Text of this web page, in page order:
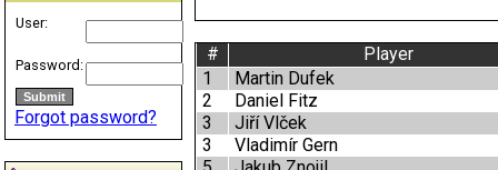
User:
Password:
Forgot password?
#
Player
1
Martin Dufek
2
Daniel Fitz
3
Jiří Vlček
3
Vladimír Gern